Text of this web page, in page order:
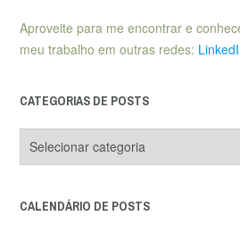
Aproveite para me encontrar e
meu trabalho em outras redes:
CATEGORIAS DE POSTS
de
CALENDÁRIO DE POSTS